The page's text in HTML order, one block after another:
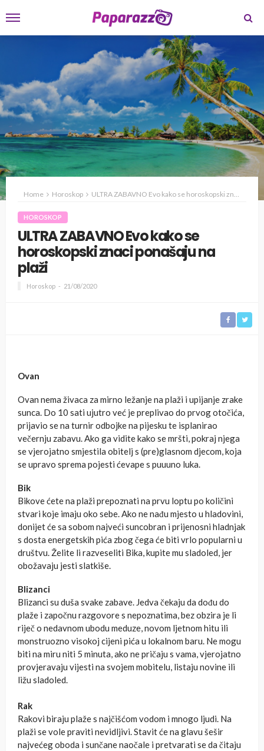
Home Horoskop ULTRA ZABAVNO Evo kako se horoskopski znaci ponašaju na plaži
HOROSKOP
ULTRA ZABAVNO Evo kako se
horoskopski znaci ponašaju na
plaži
Horoskop 21/08/2020
Ovan
Ovan nema živaca za mirno ležanje na plaži i upijanje zrake
sunca. Do 10 sati ujutro već je preplivao do prvog otočića,
prijavio se na turnir odbojke na pijesku te isplanirao
večernju zabavu. Ako ga vidite kako se mršti, pokraj njega
se vjerojatno smjestila obitelj s (pre)glasnom djecom, koja
se upravo sprema pojesti ćevape s puuuno luka.
Bik
Bikove ćete na plaži prepoznati na prvu loptu po količini
stvari koje imaju oko sebe. Ako ne nađu mjesto u hladovini,
donijet će sa sobom najveći suncobran i prijenosni hladnjak
s dosta energetskih pića zbog čega će biti vrlo popularni u
društvu. Želite li razveseliti Bika, kupite mu sladoled, jer
obožavaju jesti slatkiše.
Blizanci
Blizanci su duša svake zabave. Jedva čekaju da dođu do
plaže i započnu razgovore s nepoznatima, bez obzira je li
riječ o nedavnom ubodu meduze, novom ljetnom hitu ili
monstruozno visokoj cijeni pića u lokalnom baru. Ne mogu
biti na miru niti 5 minuta, ako ne pričaju s vama, vjerojatno
provjeravaju vijesti na svojem mobitelu, listaju novine ili
ližu sladoled.
Rak
Rakovi biraju plaže s najčišćom vodom i mnogo ljudi. Na
plaži se vole praviti nevidljivi. Stavit će na glavu šešir
najvećeg oboda i sunčane naočale i pretvarati se da čitaju